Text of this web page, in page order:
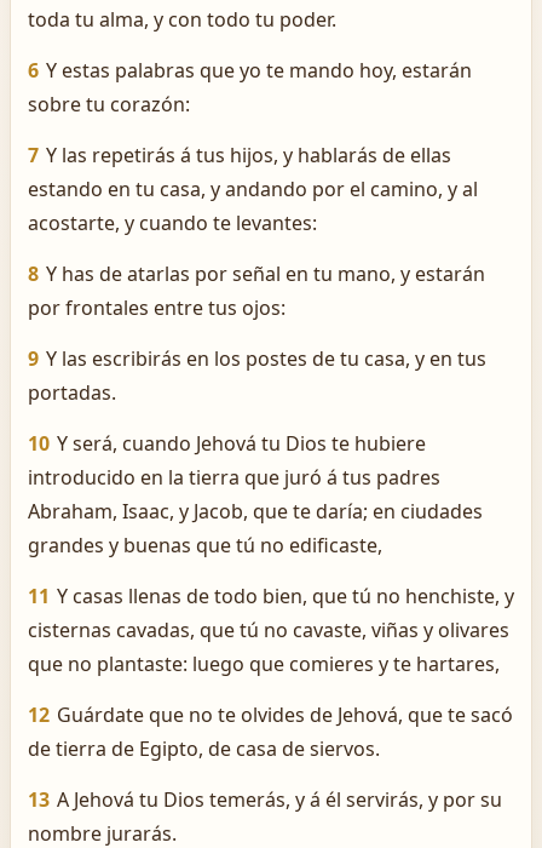
toda tu alma, y con todo tu poder.
6 Y estas palabras que yo te mando hoy, estarán
sobre tu corazón:
7 Y las repetirás á tus hijos, y hablarás de ellas
estando en tu casa, y andando por el camino, y al
acostarte, y cuando te levantes:
8 Y has de atarlas por señal en tu mano, y estarán
por frontales entre tus ojos:
9 Y las escribirás en los postes de tu casa, y en tus
portadas.
10 Y será, cuando Jehová tu Dios te hubiere
introducido en la tierra que juró á tus padres
Abraham, Isaac, y Jacob, que te daría; en ciudades
grandes y buenas que tú no edificaste,
11 Y casas llenas de todo bien, que tú no henchiste, y
cisternas cavadas, que tú no cavaste, viñas y olivares
que no plantaste: luego que comieres y te hartares,
12 Guárdate que no te olvides de Jehová, que te sacó
de tierra de Egipto, de casa de siervos.
13 A Jehová tu Dios temerás, y á él servirás, y por su
nombre jurarás.